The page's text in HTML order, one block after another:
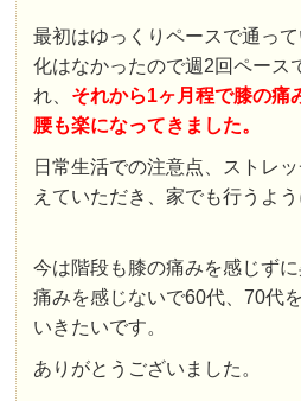
最初はゆっくりペースで通っ
化はなかったので週2回ペース
れ、 それから1ヶ月程で膝の痛
腰も楽になってきました。
日常生活での注意点、ストレ
えていただき、家でも行うよう
今は階段も膝の痛みを感じずに
痛みを感じないで60代、70代
いきたいです。
ありがとうございました。